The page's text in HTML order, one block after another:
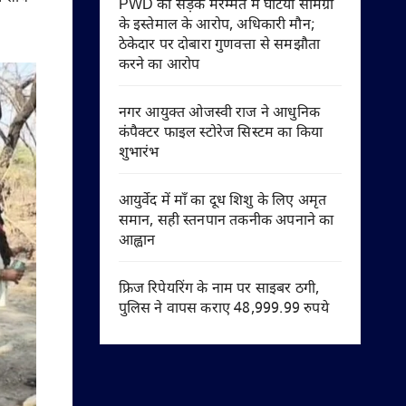
PWD की सड़क मरम्मत में घटिया सामग्री
के इस्तेमाल के आरोप, अधिकारी मौन;
ठेकेदार पर दोबारा गुणवत्ता से समझौता
करने का आरोप
नगर आयुक्त ओजस्वी राज ने आधुनिक
कंपैक्टर फाइल स्टोरेज सिस्टम का किया
शुभारंभ
आयुर्वेद में माँ का दूध शिशु के लिए अमृत
समान, सही स्तनपान तकनीक अपनाने का
आह्वान
फ्रिज रिपेयरिंग के नाम पर साइबर ठगी,
पुलिस ने वापस कराए 48,999.99 रुपये